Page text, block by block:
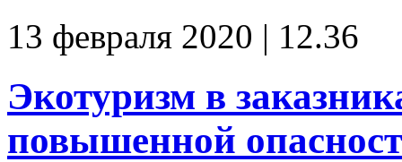
13 февраля 2020 | 12.36
Экотуризм в
повышенной